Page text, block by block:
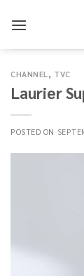
CHANNEL, TVC
Laurier
POSTED ON